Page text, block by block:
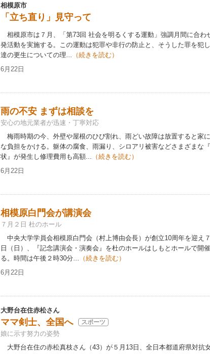
相模原市
「立ち直り」見守って
相模原市は７月、「第73回 社会を明るくする運動」強調月間に合わ
発活動を実施する。この運動は犯罪や非行の防止と、そうした罪を犯
達の更生についての理... （続きを読む）
6月22日
雨の不安 まずは相談を
安心の地元業者が迅速・丁寧対応
梅雨時期の今、外壁や屋根のひび割れ、雨どい故障は放置すると家
な負担をかける。躯体の腐食、雨漏り、シロアリ被害などさまざまな
状』が発生し修理費用も高額... （続きを読む）
6月22日
相模原白門会が講演会
７月２日 杜のホール
中央大学学員会相模原白門会（村上博由会長）が創立10周年を迎え
日（日）、『記念講演会・演奏会』を杜のホールはしもとホールで開
る。時間は午後２時30分... （続きを読む）
6月22日
大野台在住赤松さん
ママ剣士、全国へ スポーツ
娘に示す努力の姿勢
大野台在住の赤松真枝さん（43）が５月13日、全日本都道府県対抗